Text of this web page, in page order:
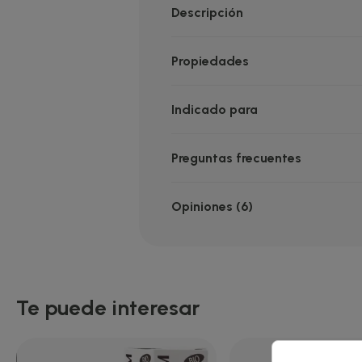
Descripción
Propiedades
Indicado para
Preguntas frecuentes
Opiniones (6)
Te puede interesar